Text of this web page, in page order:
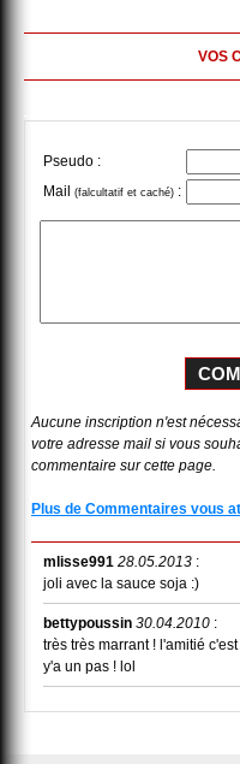
VOS
Pseudo :
Mail (falcultatif et caché) :
Aucune inscription n'est
votre adresse mail si vous
commentaire sur cette page.
Plus de Commentaires vous
mlisse991 28.05.2013 :
joli avec la sauce soja :)
bettypoussin 30.04.2010 :
très très marrant ! l'amitié
y'a un pas ! lol